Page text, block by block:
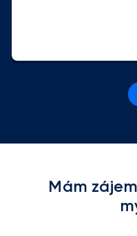
Mám